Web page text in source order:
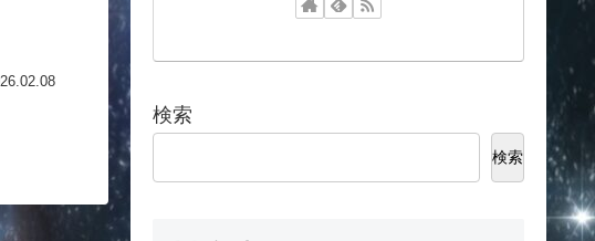
検索
検索